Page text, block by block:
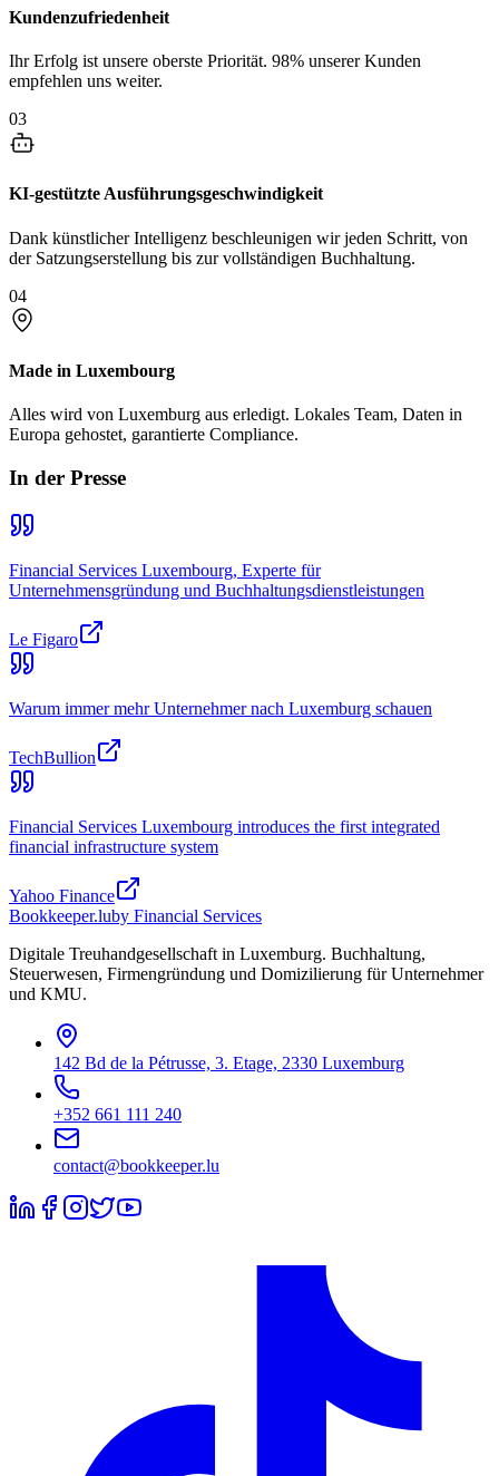
Kundenzufriedenheit
Ihr Erfolg ist unsere oberste Priorität. 98% unserer Kunden
empfehlen uns weiter.
03
KI-gestützte Ausführungsgeschwindigkeit
Dank künstlicher Intelligenz beschleunigen wir jeden Schritt, von
der Satzungserstellung bis zur vollständigen Buchhaltung.
04
Made in Luxembourg
Alles wird von Luxemburg aus erledigt. Lokales Team, Daten in
Europa gehostet, garantierte Compliance.
In der Presse
Financial Services Luxembourg, Experte für
Unternehmensgründung und Buchhaltungsdienstleistungen
Le Figaro
Warum immer mehr Unternehmer nach Luxemburg schauen
TechBullion
Financial Services Luxembourg introduces the first integrated
financial infrastructure system
Yahoo Finance
Bookkeeper.luby Financial Services
Digitale Treuhandgesellschaft in Luxemburg. Buchhaltung,
Steuerwesen, Firmengründung und Domizilierung für Unternehmer
und KMU.
142 Bd de la Pétrusse, 3. Etage, 2330 Luxemburg
+352 661 111 240
contact@bookkeeper.lu